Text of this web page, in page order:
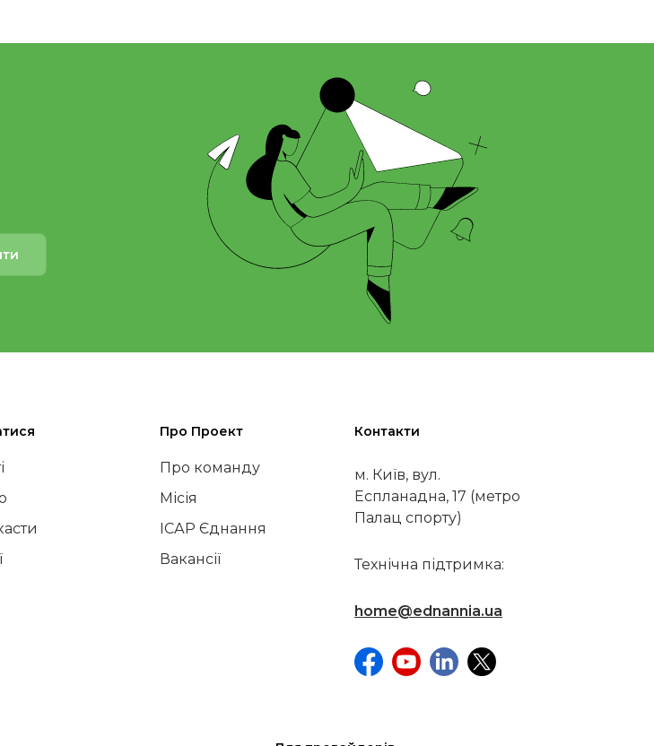
Про Проект
Про команду
Місія
ІСАР Єднання
Вакансії
Контакти
м. Київ, вул.
Еспланадна, 17 (метро
Палац спорту)
Технічна підтримка:
home@ednannia.ua